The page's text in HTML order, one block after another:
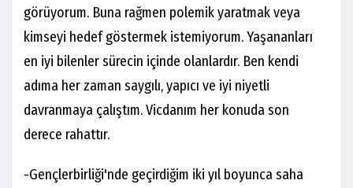
görüyorum. Buna rağmen polemik yaratmak veya
kimseyi hedef göstermek istemiyorum. Yaşananları
en iyi bilenler sürecin içinde olanlardır. Ben kendi
adıma her zaman saygılı, yapıcı ve iyi niyetli
davranmaya çalıştım. Vicdanım her konuda son
derece rahattır.
-Gençlerbirliği'nde geçirdiğim iki yıl boyunca saha